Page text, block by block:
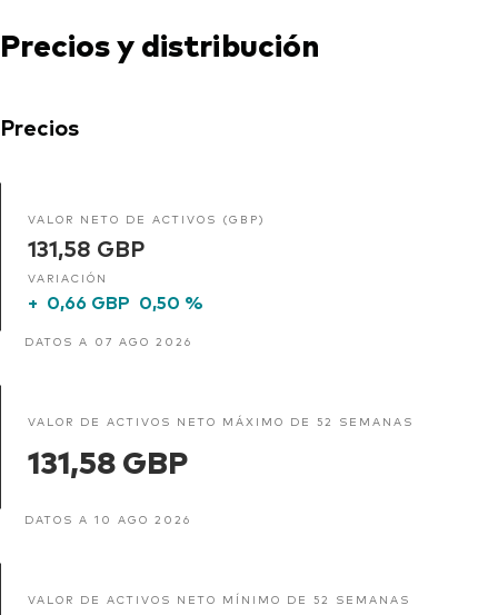
Precios y distribución
Precios
VALOR NETO DE ACTIVOS (GBP)
131,58 GBP
VARIACIÓN
+ 0,66 GBP 0,50 %
DATOS A 07 AGO 2026
VALOR DE ACTIVOS NETO MÁXIMO DE 52 SEMANAS
131,58 GBP
DATOS A 10 AGO 2026
VALOR DE ACTIVOS NETO MÍNIMO DE 52 SEMANAS